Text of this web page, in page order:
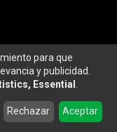
Wishlist Account
para que
y publicidad.
Essential
Rechazar Aceptar